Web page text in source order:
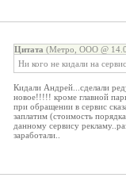
Цитата (Метро, ООО @
Ни кого не кидали на
Кидали Андрей...сделали
новое!!!!! кроме главной
при обращении в сервис
заплатим (стоимость
данному сервису
заработали..